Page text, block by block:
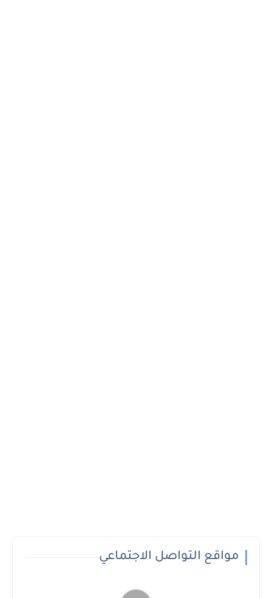
مواقع التواصل الاجتماعي